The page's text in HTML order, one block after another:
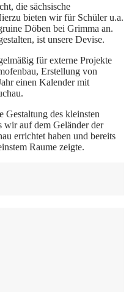
die sächsische
bieten wir für Schüler u.a.
Döben bei Grimma an.
ist unsere Devise.
für externe Projekte
Erstellung von
einen Kalender mit
Gestaltung des kleinsten
wir auf dem Geländer der
errichtet haben und bereits
Raume zeigte.